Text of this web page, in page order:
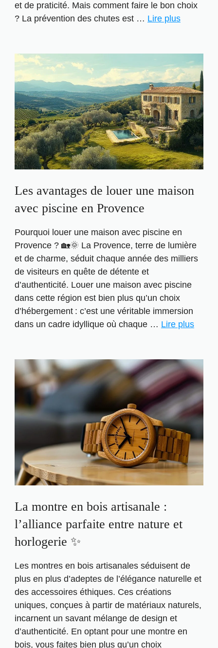
et de praticité. Mais comment faire le bon choix
? La prévention des chutes est … Lire plus
Les avantages de louer une maison
avec piscine en Provence
Pourquoi louer une maison avec piscine en
Provence ? 🏡🌞 La Provence, terre de lumière
et de charme, séduit chaque année des milliers
de visiteurs en quête de détente et
d’authenticité. Louer une maison avec piscine
dans cette région est bien plus qu’un choix
d’hébergement : c’est une véritable immersion
dans un cadre idyllique où chaque … Lire plus
La montre en bois artisanale :
l’alliance parfaite entre nature et
horlogerie ✨
Les montres en bois artisanales séduisent de
plus en plus d’adeptes de l’élégance naturelle et
des accessoires éthiques. Ces créations
uniques, conçues à partir de matériaux naturels,
incarnent un savant mélange de design et
d’authenticité. En optant pour une montre en
bois, vous faites bien plus qu’un choix